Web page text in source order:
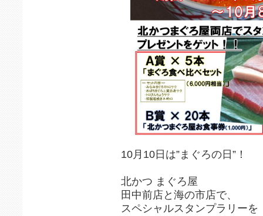
10月10日は”まぐろの日”！
北かつ まぐろ屋
田中前店と海の市店で、
スペシャルスタンプラリーを